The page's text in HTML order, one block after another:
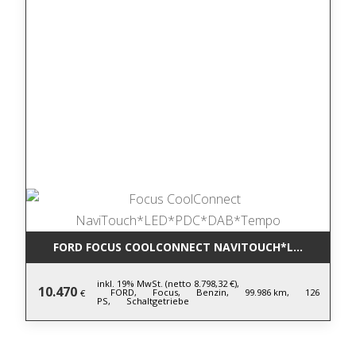
FORD FOCUS COOLCONNECT
10.470 €
inkl. 19% MwSt. (netto 8.798,32 €),
FORD, Focus, Benzin, 99.986 km, 126
PS, Schaltgetriebe